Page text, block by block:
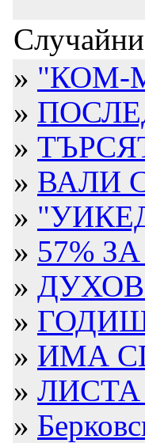
» "КОМ-
»
»
» ВАЛИ
»
» 57%
»
»
» ИМА
» ЛИСТА
»